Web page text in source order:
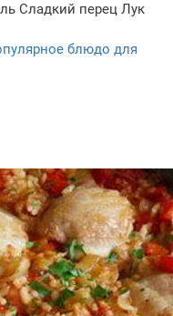
Сладкий перец Лук
блюдо для